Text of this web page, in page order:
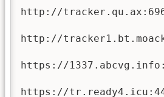
http://
http://
https://
https://